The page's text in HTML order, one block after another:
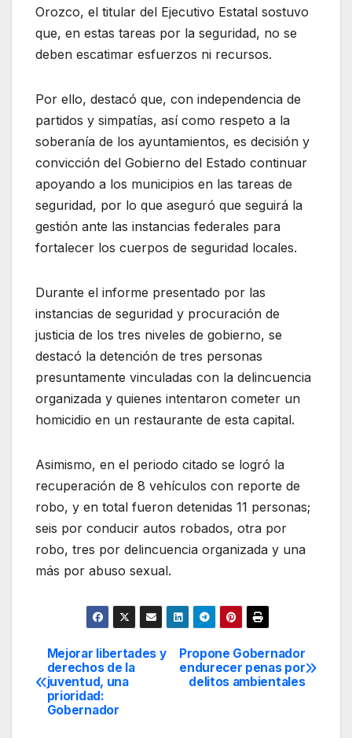
Orozco, el titular del Ejecutivo Estatal sostuvo
que, en estas tareas por la seguridad, no se
deben escatimar esfuerzos ni recursos.
Por ello, destacó que, con independencia de
partidos y simpatías, así como respeto a la
soberanía de los ayuntamientos, es decisión y
convicción del Gobierno del Estado continuar
apoyando a los municipios en las tareas de
seguridad, por lo que aseguró que seguirá la
gestión ante las instancias federales para
fortalecer los cuerpos de seguridad locales.
Durante el informe presentado por las
instancias de seguridad y procuración de
justicia de los tres niveles de gobierno, se
destacó la detención de tres personas
presuntamente vinculadas con la delincuencia
organizada y quienes intentaron cometer un
homicidio en un restaurante de esta capital.
Asimismo, en el periodo citado se logró la
recuperación de 8 vehículos con reporte de
robo, y en total fueron detenidas 11 personas;
seis por conducir autos robados, otra por
robo, tres por delincuencia organizada y una
más por abuso sexual.
Navegación
de
Propone Gobernador
endurecer penas por
delitos ambientales
Mejorar libertades y
derechos de la
juventud, una
prioridad:
Gobernador